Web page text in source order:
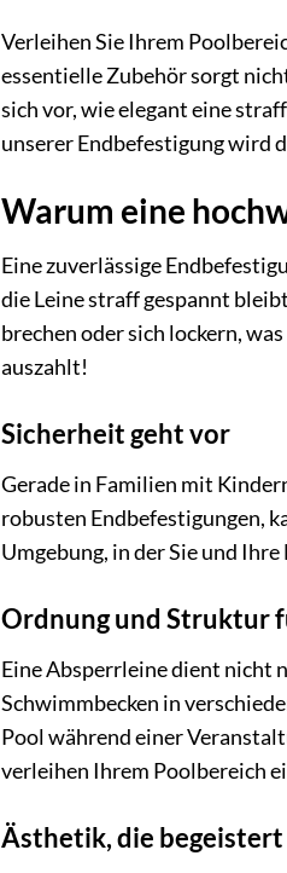
Verleihen Sie Ihrem
essentielle Zubehör sorgt
sich vor, wie elegant eine
unserer Endbefestigung wird
Warum eine
Eine zuverlässige
die Leine straff gespannt
brechen oder sich lockern,
auszahlt!
Sicherheit geht vor
Gerade in Familien mit
robusten Endbefestigungen,
Umgebung, in der Sie und
Ordnung und Struktur
Eine Absperrleine dient nicht
Schwimmbecken in
Pool während einer
verleihen Ihrem Poolbereich
Ästhetik, die begeistert